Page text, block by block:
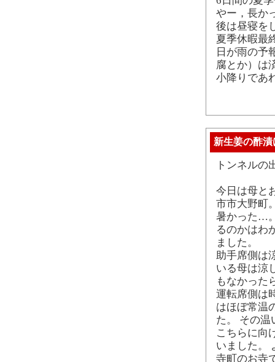
やー，長か
後は昼寝を
夏季休暇最
日が雨の予
腐とか）は
小降りであ
新生姜の酢漬
トンネルの
今日は母と
市市大野町
暑かった…
るのかはわ
ました。
助手席側は
いる母は涼
もなかった
運転席側は
はほぼ常温
た。 その温
こちらに向
いました。
寺町のお寺